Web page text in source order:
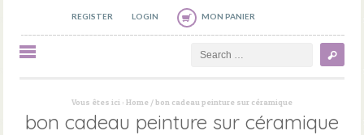
REGISTER LOGIN MON PANIER
Vous êtes ici : Home /bon cadeau peinture sur céramique
bon cadeau peinture sur céramique